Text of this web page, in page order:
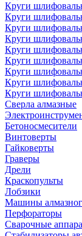
Круги
Круги
Круги
Круги
Круги
Круги
Круги
Круги
Круги
Сверла алмазные
Бетоносмесители
Винтоверты
Гайковерты
Граверы
Дрели
Краскопульты
Лобзики
Машины
Перфораторы
Сварочные